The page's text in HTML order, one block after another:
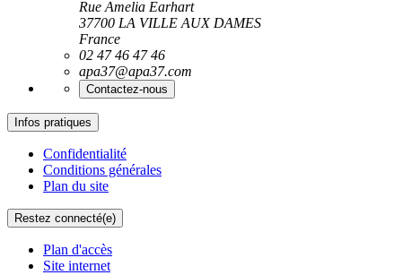
Rue Amelia Earhart
37700 LA VILLE AUX DAMES
France
02 47 46 47 46
apa37@apa37.com
Contactez-nous
Infos pratiques
Confidentialité
Conditions générales
Plan du site
Restez connecté(e)
Plan d'accès
Site internet